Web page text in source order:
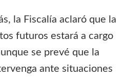
la Fiscalía aclaró que la
futuros estará a cargo
se prevé que la
ante situaciones